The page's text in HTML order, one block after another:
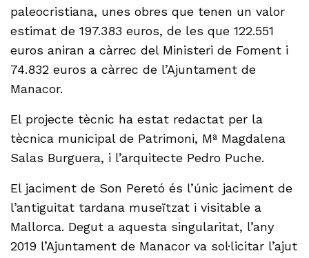
paleocristiana, unes obres que tenen un valor
estimat de 197.383 euros, de les que 122.551
euros aniran a càrrec del Ministeri de Foment i
74.832 euros a càrrec de l’Ajuntament de
Manacor.
El projecte tècnic ha estat redactat per la
tècnica municipal de Patrimoni, Mª Magdalena
Salas Burguera, i l’arquitecte Pedro Puche.
El jaciment de Son Peretó és l’únic jaciment de
l’antiguitat tardana museïtzat i visitable a
Mallorca. Degut a aquesta singularitat, l’any
2019 l’Ajuntament de Manacor va sol·licitar l’ajut